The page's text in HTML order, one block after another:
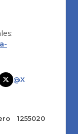
@X
1255020